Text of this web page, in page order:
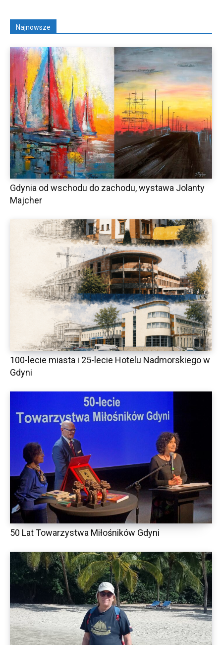
Najnowsze
Gdynia od wschodu do zachodu, wystawa Jolanty
Majcher
100-lecie miasta i 25-lecie Hotelu Nadmorskiego w
Gdyni
50 Lat Towarzystwa Miłośników Gdyni